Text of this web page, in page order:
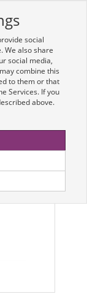
social
We also share
social media,
combine this
to them or that
Services. If you
above.